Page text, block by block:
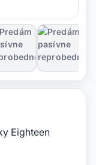
Eighteen